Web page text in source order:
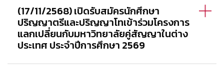
(17/11/2568) เปิดรับสมัครนักศึกษา
ปริญญาตรีและปริญญาโทเข้าร่วมโครงการ
แลกเปลี่ยนกับมหาวิทยาลัยคู่สัญญาในต่าง
ประเทศ ประจำปีการศึกษา 2569